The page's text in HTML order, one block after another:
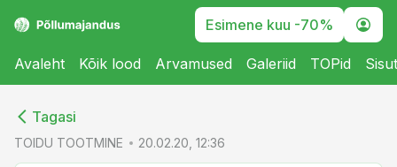
Esimene kuu -70%
Avaleht Kõik lood Arvamused Galeriid TOPid
Tagasi
TOIDU TOOTMINE 20.02.20, 12:36